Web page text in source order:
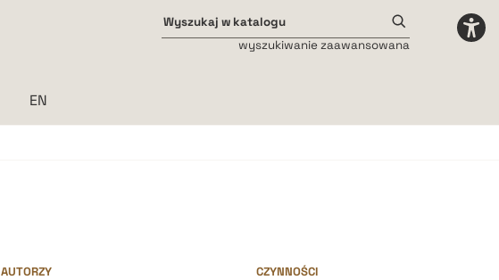
wyszukiwanie zaawansowana
AUTORZY CZYNNOŚCI